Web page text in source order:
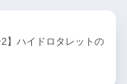
2】ハイドロタレットの